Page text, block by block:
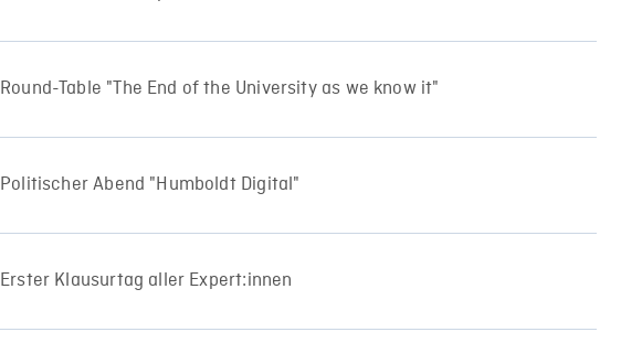
Round-Table "The End of the University as we know it"
Politischer Abend "Humboldt Digital"
Erster Klausurtag aller Expert:innen